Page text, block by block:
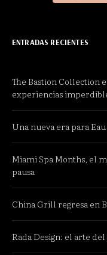
ENTRADAS RECIENTES
The Bastion Collection
experiencias
Una nueva era para
Miami Spa Months, el
pausa
China Grill regresa en
Rada Design: el arte